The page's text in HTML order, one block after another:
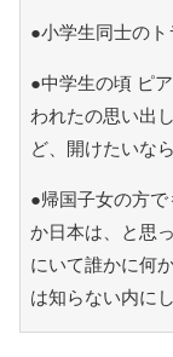
●小学生同士の
●中学生の頃 ピ
われたの思い出
ど、開けたいな
●帰国子女の方
か日本は、と思
にいて誰かに何
は知らない内に